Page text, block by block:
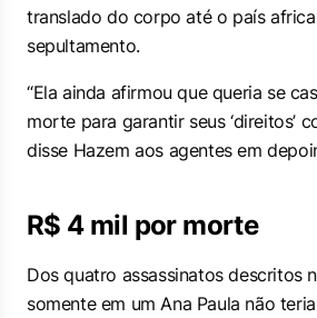
translado do corpo até o país
sepultamento.
“Ela ainda afirmou que queria se
morte para garantir seus ‘direitos’
disse Hazem aos agentes em
R$ 4 mil por morte
Dos quatro assassinatos descritos
somente em um Ana Paula não